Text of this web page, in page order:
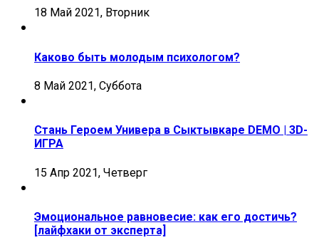
18 Май 2021, Вторник
Каково быть молодым психологом?
8 Май 2021, Суббота
Стань Героем Универа в Сыктывкаре DEMO | 3D-
ИГРА
15 Апр 2021, Четверг
Эмоциональное равновесие: как его достичь?
[лайфхаки от эксперта]